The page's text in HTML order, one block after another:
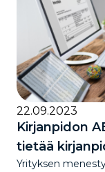
22.09.2023
Kirjanpidon
tietää
Yrityksen